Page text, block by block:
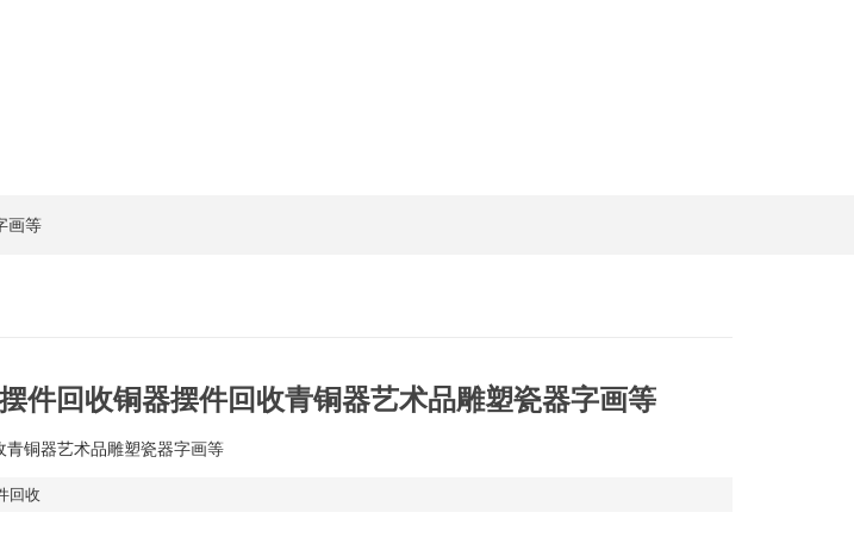
画等
件回收铜器摆件回收青铜器艺术品雕塑瓷器字画等
铜器艺术品雕塑瓷器字画等
回收